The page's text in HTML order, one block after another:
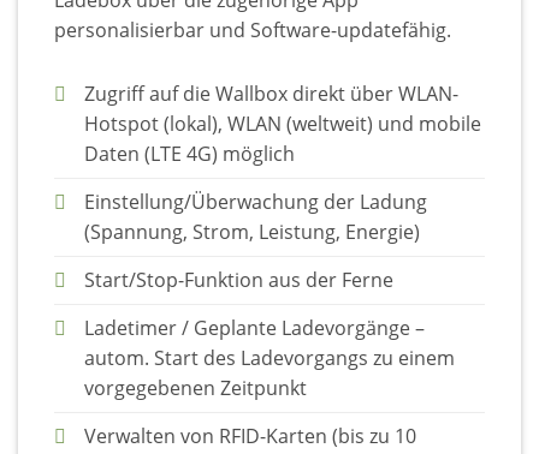
personalisierbar und Software-updatefähig.
Zugriff auf die Wallbox direkt über WLAN-
Hotspot (lokal), WLAN (weltweit) und mobile
Daten (LTE 4G) möglich
Einstellung/Überwachung der Ladung
(Spannung, Strom, Leistung, Energie)
Start/Stop-Funktion aus der Ferne
Ladetimer / Geplante Ladevorgänge –
autom. Start des Ladevorgangs zu einem
vorgegebenen Zeitpunkt
Verwalten von RFID-Karten (bis zu 10